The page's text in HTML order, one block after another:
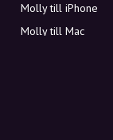
Molly till iPhone
Molly till Mac